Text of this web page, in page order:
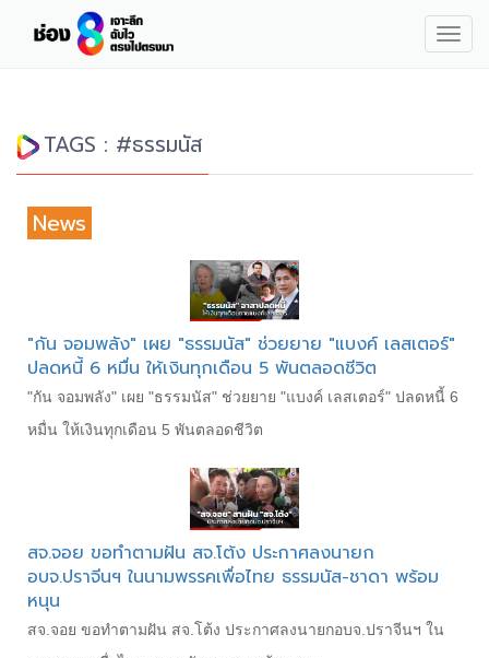
TAGS : #ธรรมนัส
News
"กัน จอมพลัง" เผย "ธรรมนัส" ช่วยยาย "แบงค์ เลสเตอร์"
ปลดหนี้ 6 หมื่น ให้เงินทุกเดือน 5 พันตลอดชีวิต
"กัน จอมพลัง" เผย "ธรรมนัส" ช่วยยาย "แบงค์ เลสเตอร์" ปลดหนี้ 6
หมื่น ให้เงินทุกเดือน 5 พันตลอดชีวิต
สจ.จอย ขอทำตามฝัน สจ.โต้ง ประกาศลงนายก
อบจ.ปราจีนฯ ในนามพรรคเพื่อไทย ธรรมนัส-ชาดา พร้อม
หนุน
สจ.จอย ขอทำตามฝัน สจ.โต้ง ประกาศลงนายกอบจ.ปราจีนฯ ใน